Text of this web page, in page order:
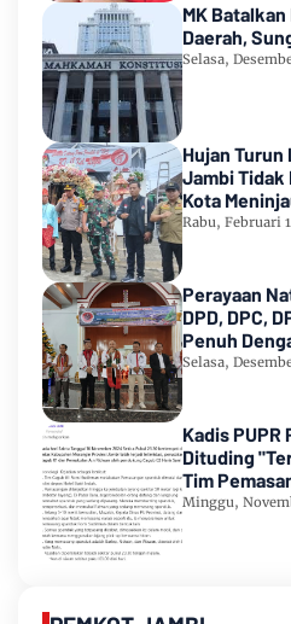
MK
Daerah,
Selasa,
Hujan Turun Lebat Mengguyur Kota
Jambi Tidak
Kota Meninjau Tempat Pemungutan
Suara
Rabu, Februari
Perayaan
DPD, DPC,
Penuh
Selasa,
Kadis
Dituding
Tim
Romi-
Minggu,